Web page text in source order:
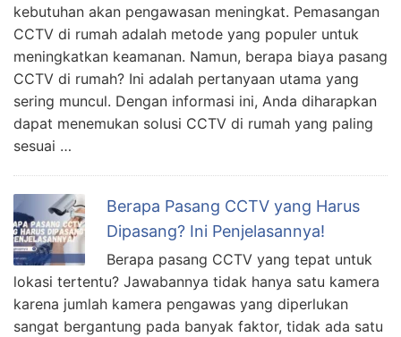
kebutuhan akan pengawasan meningkat. Pemasangan
CCTV di rumah adalah metode yang populer untuk
meningkatkan keamanan. Namun, berapa biaya pasang
CCTV di rumah? Ini adalah pertanyaan utama yang
sering muncul. Dengan informasi ini, Anda diharapkan
dapat menemukan solusi CCTV di rumah yang paling
sesuai …
Berapa Pasang CCTV yang Harus
Dipasang? Ini Penjelasannya!
Berapa pasang CCTV yang tepat untuk
lokasi tertentu? Jawabannya tidak hanya satu kamera
karena jumlah kamera pengawas yang diperlukan
sangat bergantung pada banyak faktor, tidak ada satu